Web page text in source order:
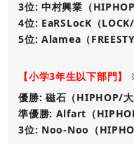
3位: 中村興業（
4位: EaRSLocK（LOCK/
5位: Alamea（
【小学3年生以下部門】
優勝: 磁石（HIPHOP/大
準優勝: Alfart（
3位: Noo-Noo（